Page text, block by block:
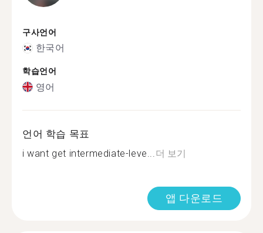
구사언어
한국어
학습언어
영어
언어 학습 목표
i want get intermediate-leve... 더 보기
앱 다운로드